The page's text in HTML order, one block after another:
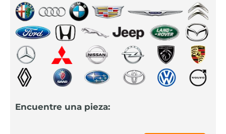
Encuentre una pieza: